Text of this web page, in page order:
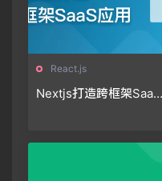
React.js
Nextjs打造跨框架SaaS